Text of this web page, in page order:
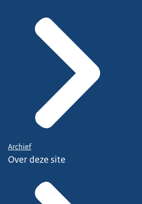
Archief
Over deze site